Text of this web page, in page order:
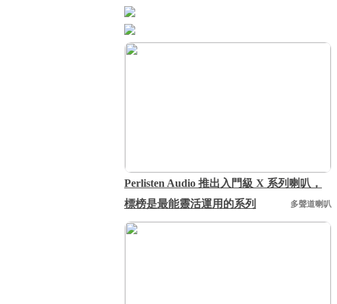
Perlisten Audio 推出入門級 X 系列喇叭，
標榜是最能靈活運用的系列
多聲道喇叭